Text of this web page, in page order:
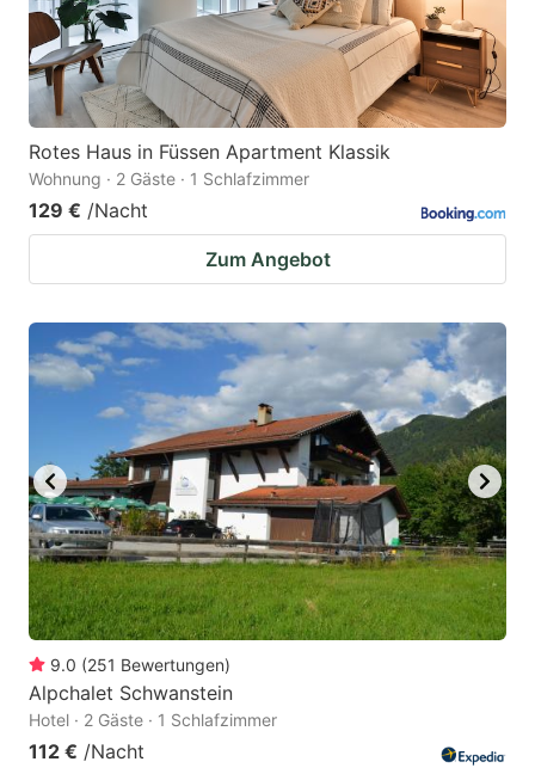
Rotes Haus in Füssen Apartment Klassik
Wohnung · 2 Gäste · 1 Schlafzimmer
129 € /Nacht
Zum Angebot
9.0 (251 Bewertungen)
Alpchalet Schwanstein
Hotel · 2 Gäste · 1 Schlafzimmer
112 € /Nacht